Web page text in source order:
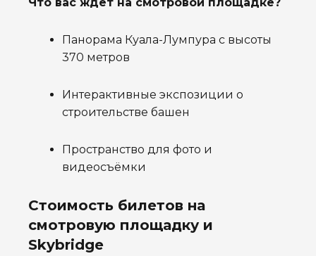
Что вас ждёт на смотровой площадке?
Панорама Куала-Лумпура с высоты
370 метров
Интерактивные экспозиции о
строительстве башен
Пространство для фото и
видеосъёмки
Стоимость билетов на
смотровую площадку и
Skybridge